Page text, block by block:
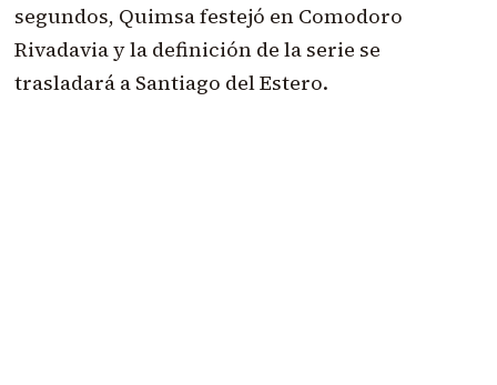
segundos, Quimsa festejó en Comodoro
Rivadavia y la definición de la serie se
trasladará a Santiago del Estero.